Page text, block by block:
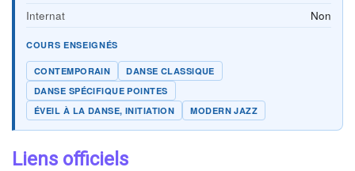
Internat
Non
COURS ENSEIGNÉS
CONTEMPORAIN
DANSE CLASSIQUE
DANSE SPÉCIFIQUE POINTES
ÉVEIL À LA DANSE, INITIATION
MODERN JAZZ
Liens officiels